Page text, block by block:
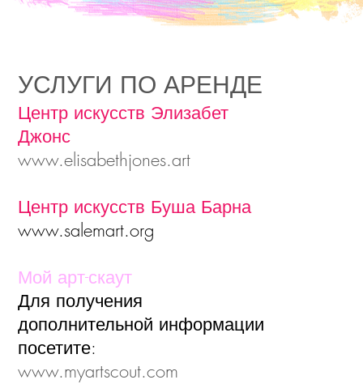
УСЛУГИ ПО АРЕНДЕ
Центр искусств Элизабет
Джонс
www.elisabethjones.art
Центр искусств Буша Барна
www.salemart.org
Мой арт-скаут
Для получения
дополнительной информации
посетите:
www.myartscout.com